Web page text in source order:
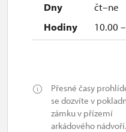
čt–ne
10.00
10.00 –
Přesné časy
se dozvíte v
zámku v přízemí
arkádového nádvoří.